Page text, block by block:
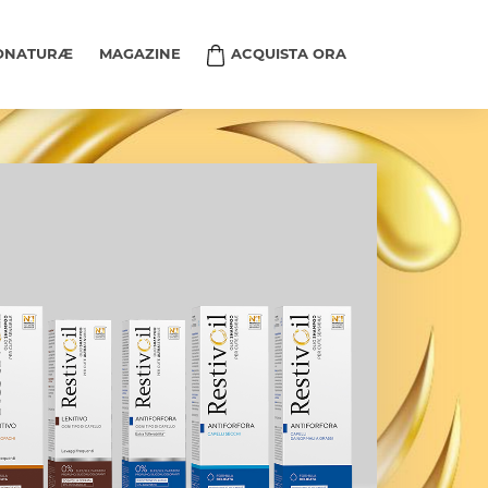
MAGAZINE ACQUISTA ORA